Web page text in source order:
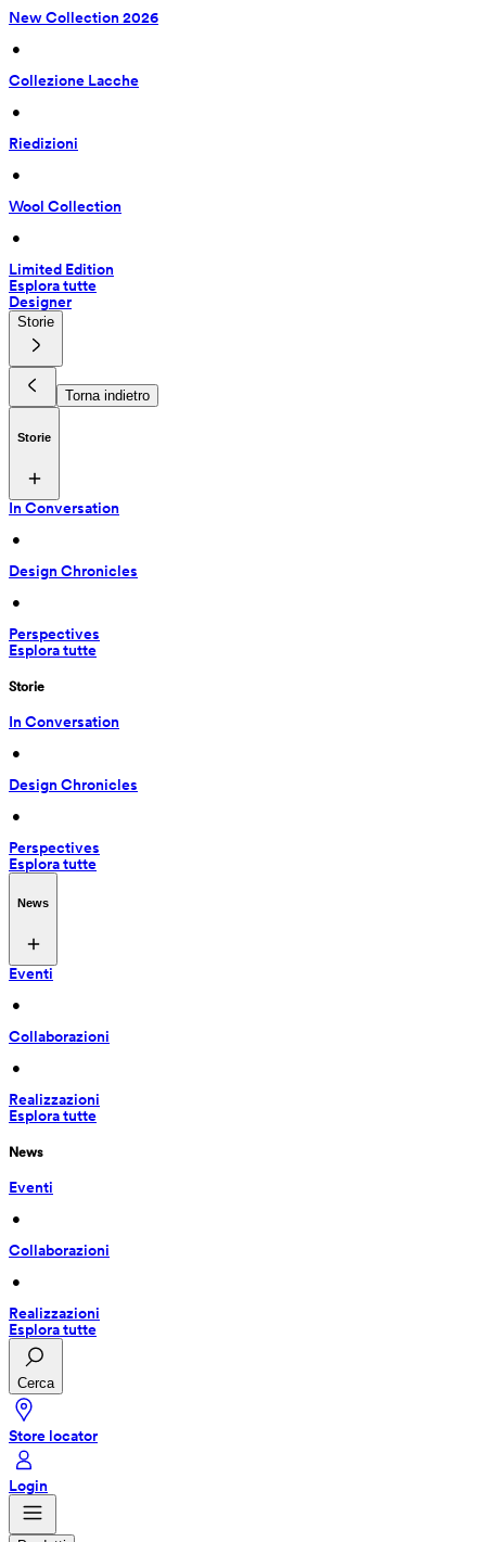
New Collection 2026
•
Collezione Lacche
•
Riedizioni
•
Wool Collection
•
Limited Edition
Esplora tutte
Designer
Storie
Torna indietro
Storie
In Conversation
•
Design Chronicles
•
Perspectives
Esplora tutte
Storie
In Conversation
•
Design Chronicles
•
Perspectives
Esplora tutte
News
Eventi
•
Collaborazioni
•
Realizzazioni
Esplora tutte
News
Eventi
•
Collaborazioni
•
Realizzazioni
Esplora tutte
Cerca
Store locator
Login